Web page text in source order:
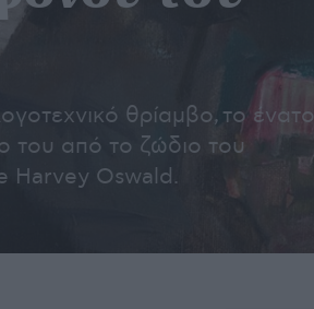
θρίαμβο, τo ένατο
του από το ζώδιο του
Harvey Oswald.